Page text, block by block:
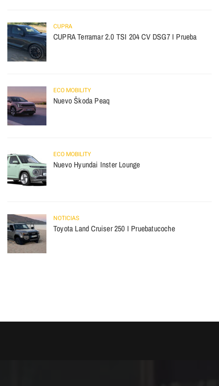
CUPRA
CUPRA Terramar 2.0 TSI 204 CV DSG7 I Prueba
ECO MOBILITY
Nuevo Škoda Peaq
ECO MOBILITY
Nuevo Hyundai Inster Lounge
NOTICIAS
Toyota Land Cruiser 250 I Pruebatucoche